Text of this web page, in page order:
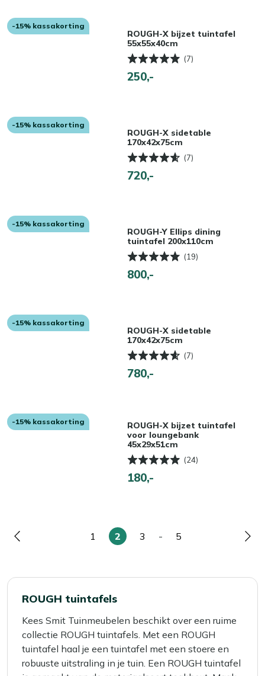
-15% kassakorting
ROUGH-X bijzet tuintafel
55x55x40cm
(7)
250,-
-15% kassakorting
ROUGH-X sidetable
170x42x75cm
(7)
720,-
-15% kassakorting
ROUGH-Y Ellips dining
tuintafel 200x110cm
(19)
800,-
-15% kassakorting
ROUGH-X sidetable
170x42x75cm
(7)
780,-
-15% kassakorting
ROUGH-X bijzet tuintafel
voor loungebank
45x29x51cm
(24)
180,-
Pagina Pagina
1
U
2
Pagina
3 -
Pagina
5
ROUGH tuintafels
Kees Smit Tuinmeubelen beschikt over een ruime
collectie ROUGH tuintafels. Met een ROUGH
tuintafel haal je een tuintafel met een stoere en
robuuste uitstraling in je tuin. Een ROUGH tuintafel